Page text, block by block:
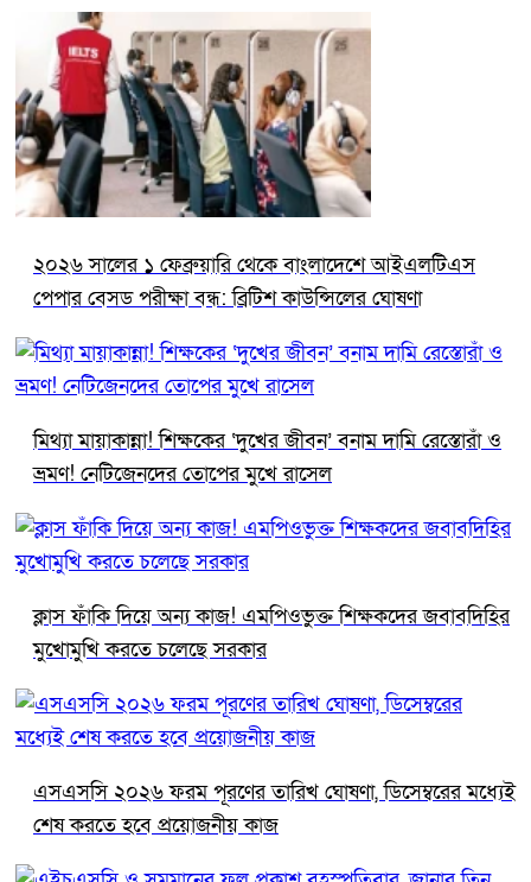
২০২৬ সালের ১ ফেব্রুয়ারি থেকে বাংলাদেশে আইএলটিএস
পেপার বেসড পরীক্ষা বন্ধ: ব্রিটিশ কাউন্সিলের ঘোষণা
মিথ্যা মায়াকান্না! শিক্ষকের ‘দুখের জীবন’ বনাম দামি রেস্তোরাঁ ও
ভ্রমণ! নেটিজেনদের তোপের মুখে রাসেল
ক্লাস ফাঁকি দিয়ে অন্য কাজ! এমপিওভুক্ত শিক্ষকদের জবাবদিহির
মুখোমুখি করতে চলেছে সরকার
এসএসসি ২০২৬ ফরম পূরণের তারিখ ঘোষণা, ডিসেম্বরের মধ্যেই
শেষ করতে হবে প্রয়োজনীয় কাজ